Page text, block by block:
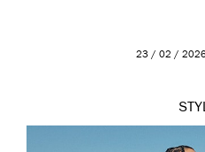
23 / 02 /